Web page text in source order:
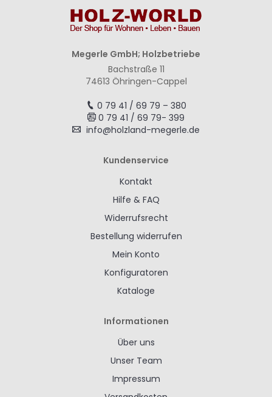
Megerle GmbH; Holzbetriebe
Bachstraße 11
74613 Öhringen-Cappel
0 79 41 / 69 79 – 380
0 79 41 / 69 79- 399
info@holzland-megerle.de
Kundenservice
Kontakt
Hilfe & FAQ
Widerrufsrecht
Bestellung widerrufen
Mein Konto
Konfiguratoren
Kataloge
Informationen
Über uns
Unser Team
Impressum